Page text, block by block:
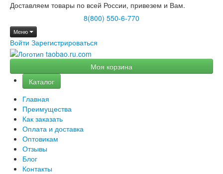
Доставляем товары по всей России, привезем и Вам.
8(800) 550-6-770
Меню
Войти Зарегистрироваться
Моя корзина
Каталог
Главная
Преимущества
Как заказать
Оплата и доставка
Оптовикам
Отзывы
Блог
Контакты